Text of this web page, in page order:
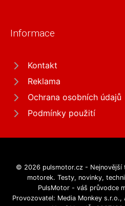
Informace
Kontakt
Reklama
Ochrana osobních údajů
Podmínky použití
© 2026 pulsmotor.cz - Nejnovější
motorek. Testy, novinky,
PulsMotor - váš průvodce
Provozovatel: Media Monkey